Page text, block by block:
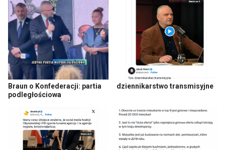
Braun o Konfederacji: partia
podległościowa
dziennikarstwo transmisyjne